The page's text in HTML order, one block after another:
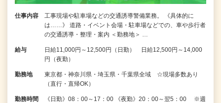
仕事内容
工事現場や駐車場などの交通誘導警備業務。 《具体的に
は……》 道路・イベント会場・駐車場などでの、車や歩行者
の交通誘導・整理・案内 ＜勤務地＞ …
給与
日給11,000円～12,500円（日勤） 日給12,500円～14,000
円（夜勤）
勤務地
東京都・神奈川県・埼玉県・千葉県全域 ☆現場多数あり
（直行・直帰OK）
勤務時間
《日勤》08：00～17：00 《夜勤》20：00～翌5：00 ※週